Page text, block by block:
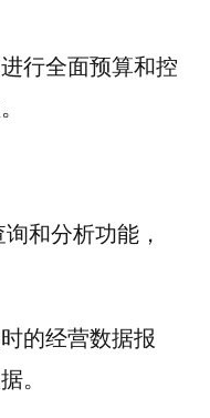
行全面预算和控
和分析功能，
的经营数据报
。